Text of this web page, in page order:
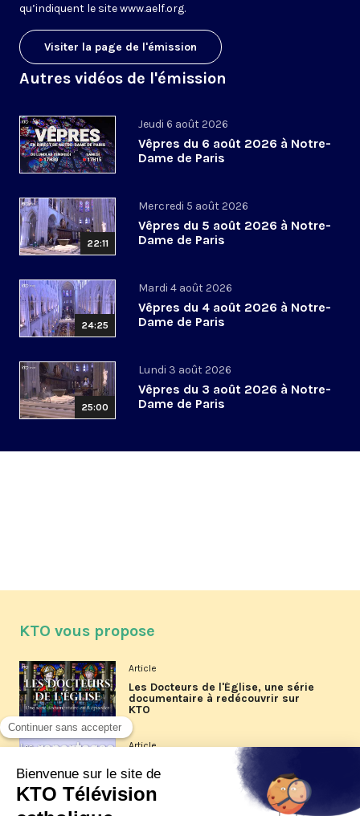
qu’indiquent le sitewww.aelf.org.
Visiter la page de l'émission
Autres vidéos de l'émission
Jeudi 6 août 2026
Vêpres du 6 août 2026 à Notre-
Dame de Paris
22:11
Mercredi 5 août 2026
Vêpres du 5 août 2026 à Notre-
Dame de Paris
24:25
Mardi 4 août 2026
Vêpres du 4 août 2026 à Notre-
Dame de Paris
25:00
Lundi 3 août 2026
Vêpres du 3 août 2026 à Notre-
Dame de Paris
KTO vous propose
Article
Les Docteurs de l'Église, une série
documentaire à redécouvrir sur
KTO
Article
Les reportages d'été 2026 de KTO